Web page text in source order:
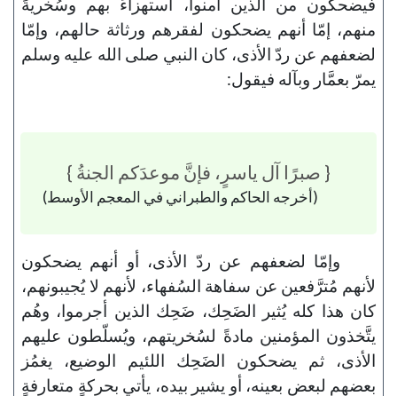
منهم، إمّا أنهم يضحكون لفقرهم ورثاثة حالهم، وإمّا
لضعفهم عن ردّ الأذى، كان النبي صلى الله عليه وسلم
يمرّ بعمَّار وبآله فيقول:
{ صبرًا آل ياسرٍ، فإنَّ موعدَكم الجنةُ }
(أخرجه الحاكم والطبراني في المعجم الأوسط)
وإمّا لضعفهم عن ردّ الأذى، أو أنهم يضحكون
لأنهم مُترَّفعين عن سفاهة السُفهاء، لأنهم لا يُجيبونهم،
كان هذا كله يُثير الضَحِك، ضَحِك الذين أجرموا، وهُم
يتَّخذون المؤمنين مادةً لسُخريتهم، ويُسلّطون عليهم
الأذى، ثم يضحكون الضَحِك اللئيم الوضيع، يغمُز
بعضهم لبعضٍ بعينه، أو يشير بيده، يأتي بحركةٍ متعارفةٍ